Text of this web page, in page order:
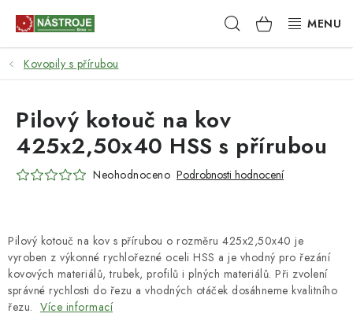
Hledat NÁKUPNÍ
KOŠÍK
NÁSTROJE
AKCE
BRUSIVO
RUČNÍ NÁŘADÍ, PŘÍPRAVKY
STROJE
Kovopily s přírubou
Pilový kotouč na kov s přírubou o rozměru 425x2,50x40 je
vyroben z výkonné rychlořezné oceli HSS a je vhodný pro řezání
kovových materiálů, trubek, profilů i plných materiálů. Při zvolení
správné rychlosti do řezu a vhodných otáček dosáhneme kvalitního
řezu. Více informací
Pilový kotouč na kov
425x2,50x40 HSS s přírubou
Neohodnoceno Podrobnosti hodnocení